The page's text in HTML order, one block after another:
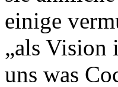
einige
„als Vision
uns was